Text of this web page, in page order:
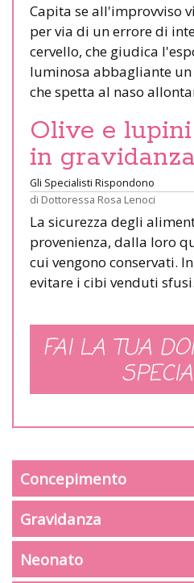
Capita se all'improvviso
per via di un errore di
cervello, che giudica
luminosa abbagliante
che spetta al naso
Olive e
in
Gli Specialisti Rispondono
di Dottoressa Rosa Lenoci
La sicurezza degli
provenienza, dalla loro
cui vengono conservati.
evitare i cibi venduti sfusi.
FAI LA TUA
Concepimento
Gravidanza
Neonato